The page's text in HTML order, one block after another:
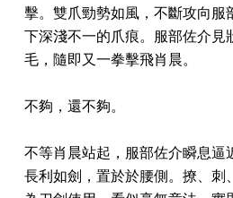
擊。雙爪勁勢如風，不斷攻向服
下深淺不一的爪痕。服部佐介見
毛，隨即又一拳擊飛肖晨。
不夠，還不夠。
不等肖晨站起，服部佐介瞬息逼
長利如劍，置於於腰側。撩、刺